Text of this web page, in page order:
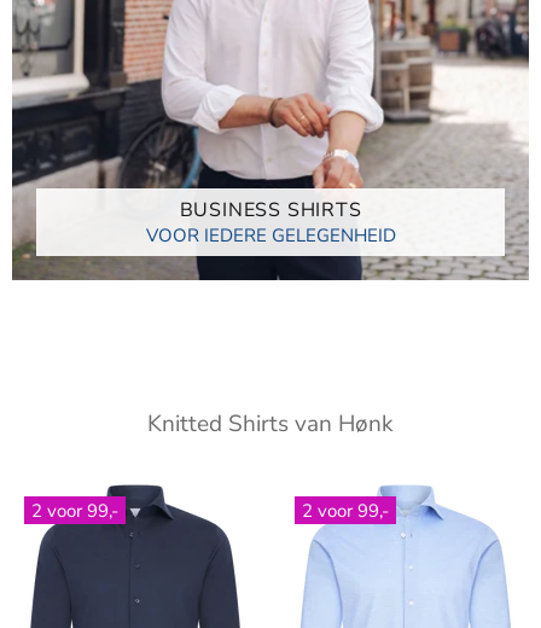
BUSINESS SHIRTS
VOOR IEDERE GELEGENHEID
Knitted Shirts van Hønk
2 voor 99,- 2 voor 99,-